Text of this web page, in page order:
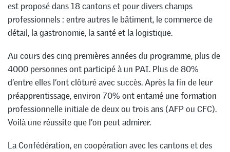
est proposé dans 18 cantons et pour divers champs
professionnels : entre autres le bâtiment, le commerce de
détail, la gastronomie, la santé et la logistique.
Au cours des cinq premières années du programme, plus de
4000 personnes ont participé à un PAI. Plus de 80%
d’entre elles l’ont clôturé avec succès. Après la fin de leur
préapprentissage, environ 70% ont entamé une formation
professionnelle initiale de deux ou trois ans (AFP ou CFC).
Voilà une réussite que l’on peut admirer.
La Confédération, en coopération avec les cantons et des